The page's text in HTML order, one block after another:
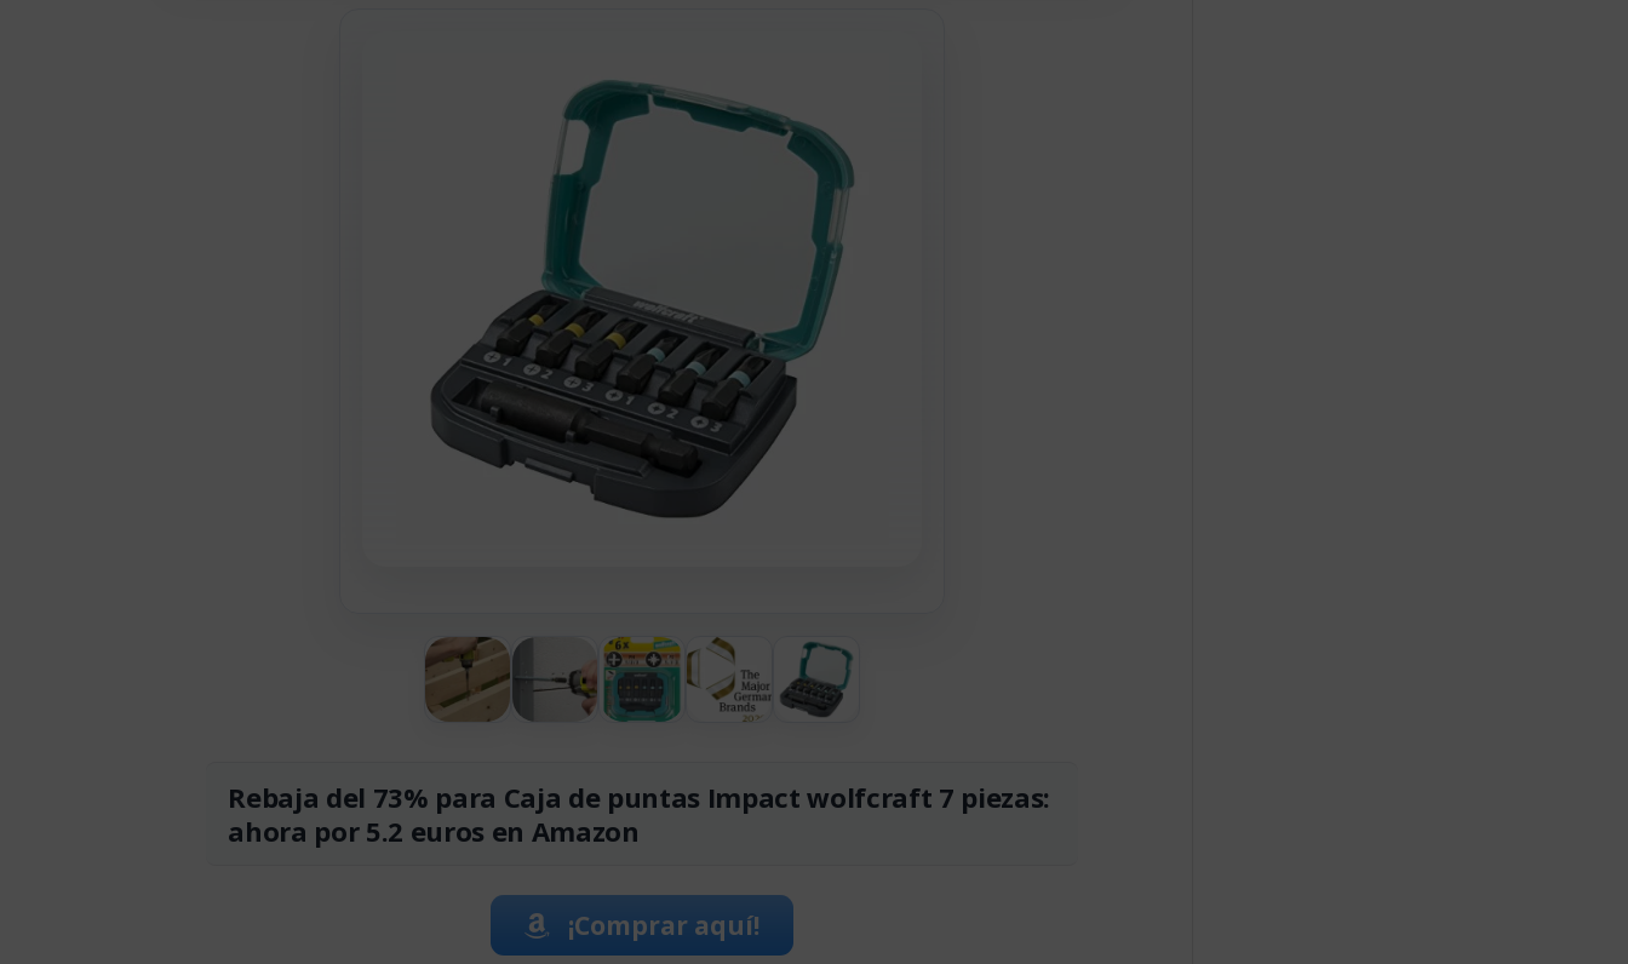
Rebaja del 73% para Caja de puntas Impact wolfcraft 7 piezas:
ahora por 5.2 euros en Amazon
¡Comprar aquí!